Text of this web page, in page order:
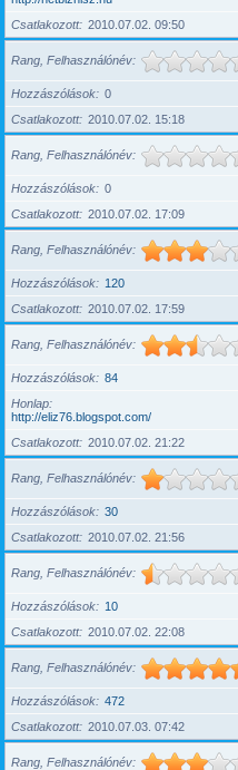
Csatlakozott
2010.07.02. 09:50
Rang, Felhasználónév
Hozzászólások
0
Csatlakozott
2010.07.02. 15:18
Rang, Felhasználónév
Hozzászólások
0
Csatlakozott
2010.07.02. 17:09
Rang, Felhasználónév
Hozzászólások
120
Csatlakozott
2010.07.02. 17:59
Rang, Felhasználónév
Hozzászólások
84
Honlap
http://eliz76.blogspot.com/
Csatlakozott
2010.07.02. 21:22
Rang, Felhasználónév
Hozzászólások
30
Csatlakozott
2010.07.02. 21:56
Rang, Felhasználónév
Hozzászólások
10
Csatlakozott
2010.07.02. 22:08
Rang, Felhasználónév
Hozzászólások
472
Csatlakozott
2010.07.03. 07:42
Rang, Felhasználónév